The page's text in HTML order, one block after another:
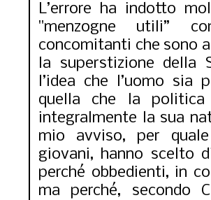
L’errore ha indotto
"menzogne utili”
concomitanti che sono
la superstizione della
l’idea che l’uomo sia
quella che la
integralmente la sua
mio avviso, per
giovani, hanno scelto
perché obbedienti, in
ma perché, secondo